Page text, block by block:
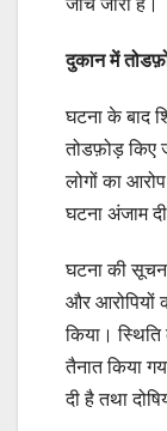
जांच जारी है।
दुकान में
घटना के बाद
तोडफ़ोड़ किए
लोगों का
घटना अंजाम
घटना की
और आरोपियों
किया।
तैनात किया
दी है तथा